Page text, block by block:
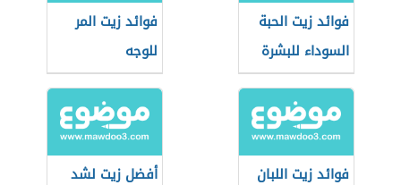
فوائد زيت الحبة
السوداء للبشرة
فوائد زيت المر
للوجه
فوائد زيت اللبان
أفضل زيت لشد